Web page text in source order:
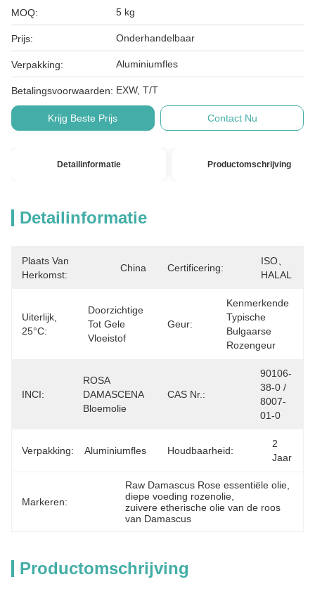
MOQ: 5 kg
Prijs: Onderhandelbaar
Verpakking: Aluminiumfles
Betalingsvoorwaarden: EXW, T/T
Krijg Beste Prijs Contact Nu
Detailinformatie Productomschrijving
Detailinformatie
Plaats Van
Herkomst:
China Certificering:
ISO、
HALAL
Uiterlijk,
25°C:
Doorzichtige
Tot Gele
Vloeistof
Geur:
Kenmerkende
Typische
Bulgaarse
Rozengeur
INCI:
ROSA
DAMASCENA
Bloemolie
CAS Nr.:
90106-
38-0 /
8007-
01-0
Verpakking: Aluminiumfles Houdbaarheid:
2
Jaar
Markeren:
Raw Damascus Rose essentiële olie
diepe voeding rozenolie
zuivere etherische olie van de roos
van Damascus
Productomschrijving